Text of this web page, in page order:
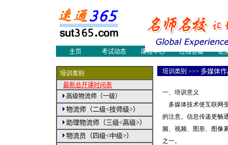
物流人才
职业
物流员培训
多媒体制作
国
采购认证培训
国际
主页
考试动态 课程中心 在线答疑 论
培训类别
最新总开课时间表
高级物流师（一级）
物流师（二级<技师级>）
助理物流师（三级<高级>）
物流员（四级<中级>）
培训 类别 >>> 多媒体
一、培训意义
多媒体技术使互联网
的注意。信息传递更畅
频、视频、图形、图像
之一。